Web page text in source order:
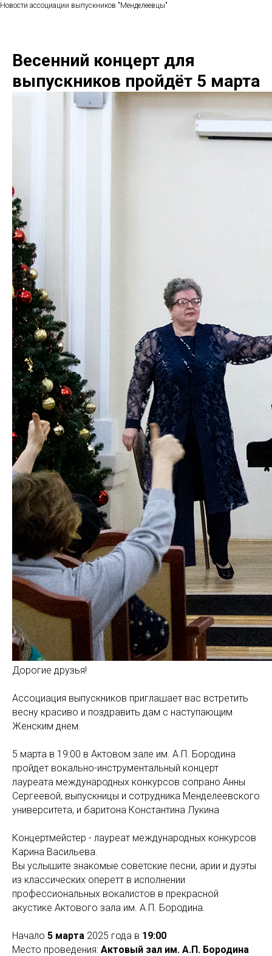
Новости ассоциации выпускников "Менделеевцы"
Весенний концерт для
выпускников пройдёт 5 марта
Дорогие друзья!
Ассоциация выпускников приглашает вас встретить
весну красиво и поздравить дам с наступающим
Женским днем.
5 марта в 19:00 в Актовом зале им. А.П. Бородина
пройдет вокально-инструментальный концерт
лауреата международных конкурсов сопрано Анны
Сергеевой, выпускницы и сотрудника Менделеевского
университета, и баритона Константина Лукина
Концертмейстер - лауреат международных конкурсов
Карина Васильева.
Вы услышите знакомые советские песни, арии и дуэты
из классических оперетт в исполнении
профессиональных вокалистов в прекрасной
акустике Актового зала им. А.П. Бородина.
Начало 5 марта 2025 года в 19:00
Место проведения: Актовый зал им. А.П. Бородина